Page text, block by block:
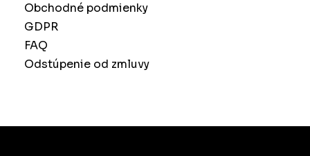
Obchodné podmienky
GDPR
FAQ
Odstúpenie od zmluvy